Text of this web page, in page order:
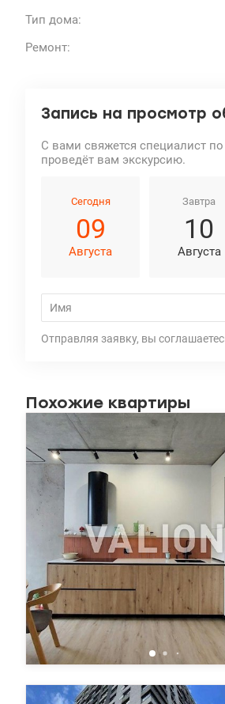
Тип дома:
Ремонт:
Запись на просмотр
С вами свяжется специалист
проведёт вам экскурсию.
Сегодня
09
Августа
Завтра
10
Августа
Отправляя заявку, вы
Похожие квартиры